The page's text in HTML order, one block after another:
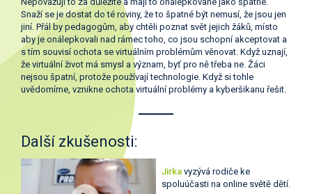
Snaží se je dostat do té roviny, že to špatné být nemusí, že jsou jen
jiní. Přál by pedagogům, aby chtěli poznat svět jejich žáků, místo
aby je onálepkovali nad rámec toho, co jsou schopní akceptovat a
s tím souvisí ochota se virtuálním problémům věnovat. Když uznají,
že virtuální život má smysl a význam, byť pro ně třeba ne. Žáci
nejsou špatní, protože používají technologie. Když si tohle
uvědomíme, vznikne ochota virtuální problémy a kyberšikanu řešit.
Další zkušenosti:
Jirka vyzývá rodiče ke
spoluúčasti na online světě dětí.